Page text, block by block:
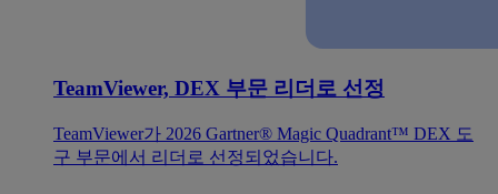
TeamViewer, DEX 부문 리더로 선정
TeamViewer가 2026 Gartner® Magic Quadrant™ DEX 도
구 부문에서 리더로 선정되었습니다.